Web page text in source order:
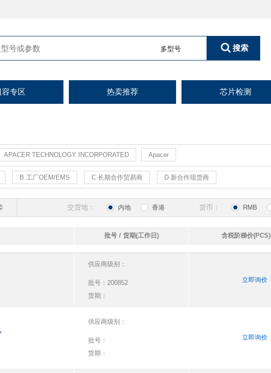
多型号 搜索
容专区 热卖推荐 芯片检测
APACER TECHNOLOGY INCORPORATED Apacer
B 工厂OEM/EMS C 长期合作贸易商 D 新合作现货商
交货地： 内地 香港 货币： RMB
批号 / 货期(工作日) 含税阶梯价(PCS)
供应商级别：
批号： 200852
货期：
立即询价
供应商级别：
批号：
货期：
立即询价